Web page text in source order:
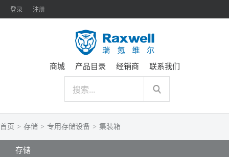
登录 注册
商城 产品目录 经销商 联系我们
首页 > 存储 > 专用存储设备 > 集装箱
存储